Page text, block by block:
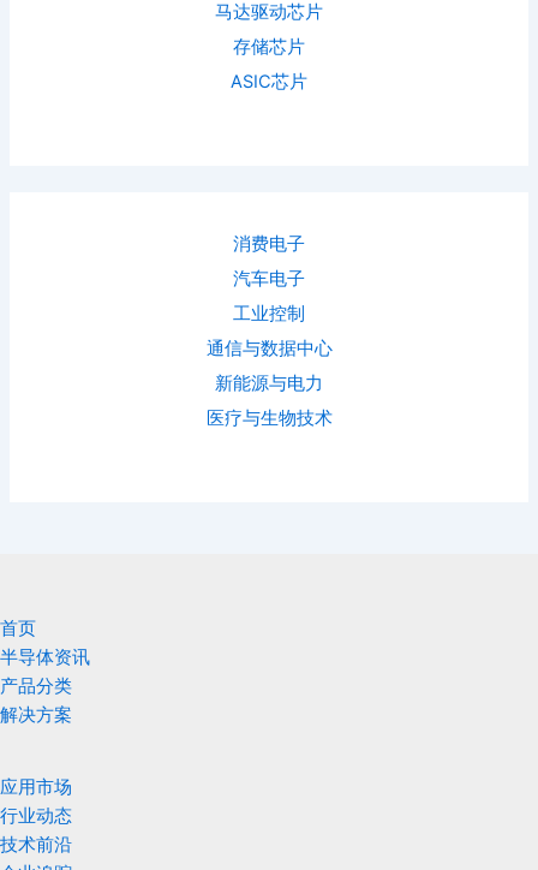
马达驱动芯片
存储芯片
ASIC芯片
消费电子
汽车电子
工业控制
通信与数据中心
新能源与电力
医疗与生物技术
首页
半导体资讯
产品分类
解决方案
应用市场
行业动态
技术前沿